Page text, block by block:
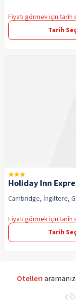
Fiyatı görmek için tarih
Tarih
Holiday Inn
Cambridge, İngiltere,
Fiyatı görmek için tarih
Tarih
Otelleri